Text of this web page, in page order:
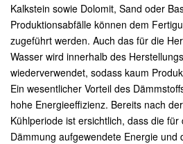
Kalkstein sowie Dolomit, Sand oder
Produktionsabfälle können dem
zugeführt werden. Auch das für die
Wasser wird innerhalb des
wiederverwendet, sodass kaum
Ein wesentlicher Vorteil des
hohe Energieeffizienz. Bereits nach
Kühlperiode ist ersichtlich, dass die
Dämmung aufgewendete Energie und